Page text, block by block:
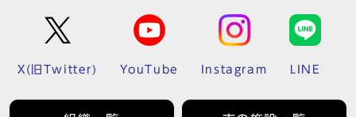
X(旧Twitter) YouTube Instagram LINE